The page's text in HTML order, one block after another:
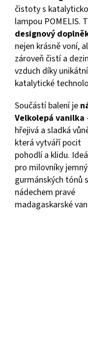
čistoty s
lampou POMELIS.
designový
nejen krásně voní,
zároveň čistí a
vzduch díky unikátní
katalytické
Součástí balení je
Velkolepá vanilka
hřejivá a sladká
která vytváří pocit
pohodlí a klidu.
pro milovníky
gurmánských tónů s
nádechem pravé
madagaskarské